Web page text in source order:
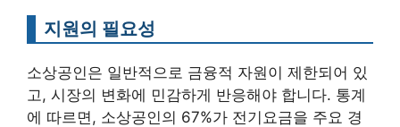
지원의 필요성
소상공인은 일반적으로 금융적 자원이 제한되어 있
고, 시장의 변화에 민감하게 반응해야 합니다. 통계
에 따르면, 소상공인의 67%가 전기요금을 주요 경